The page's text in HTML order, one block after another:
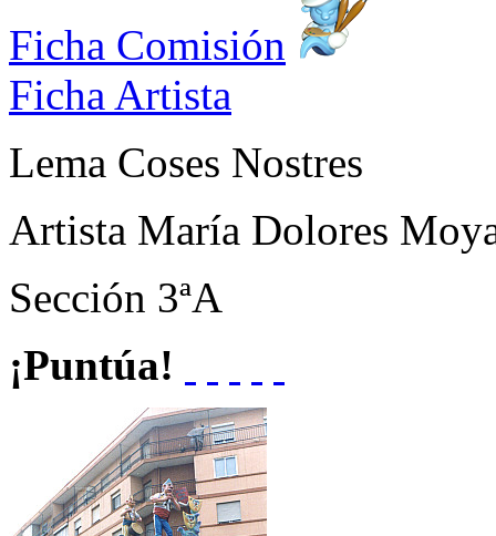
Ficha Comisión
Ficha Artista
Lema Coses Nostres
Artista María Dolores
Sección 3ªA
¡Puntúa!